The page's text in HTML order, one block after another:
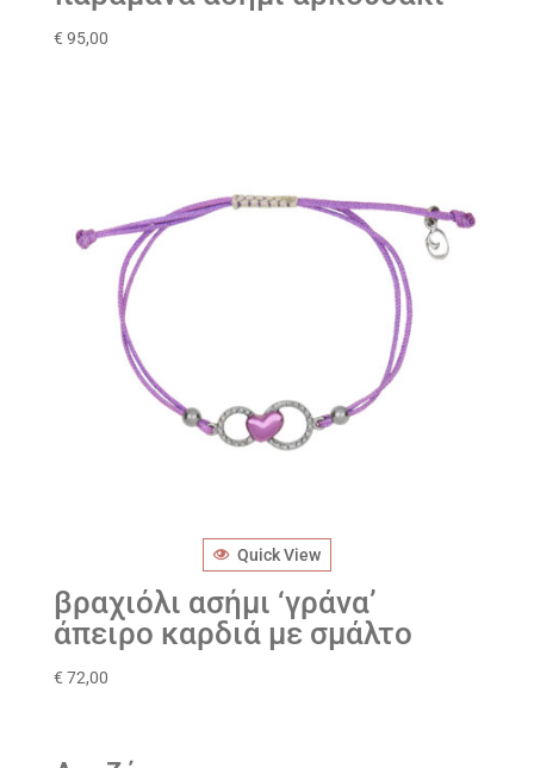
€ 95,00
Quick View
βραχιόλι ασήμι ‘γράνα’
άπειρο καρδιά με σμάλτο
€ 72,00